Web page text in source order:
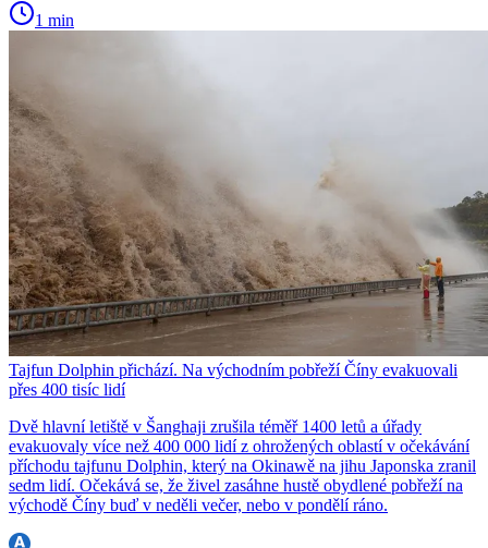
1 min
Tajfun Dolphin přichází. Na východním pobřeží Číny evakuovali
přes 400 tisíc lidí
Dvě hlavní letiště v Šanghaji zrušila téměř 1400 letů a úřady
evakuovaly více než 400 000 lidí z ohrožených oblastí v očekávání
příchodu tajfunu Dolphin, který na Okinawě na jihu Japonska zranil
sedm lidí. Očekává se, že živel zasáhne hustě obydlené pobřeží na
východě Číny buď v neděli večer, nebo v pondělí ráno.